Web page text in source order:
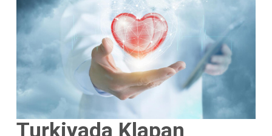
Turkiyada Klapan